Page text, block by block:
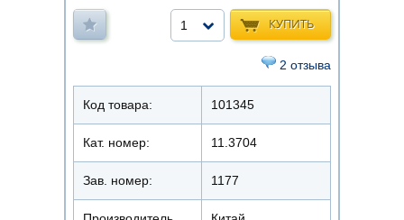
КУПИТЬ
1
2 отзыва
Код товара: 101345
Кат. номер: 11.3704
Зав. номер: 1177